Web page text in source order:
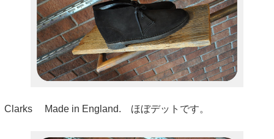
Clarks Made in England. ほぼデットです。